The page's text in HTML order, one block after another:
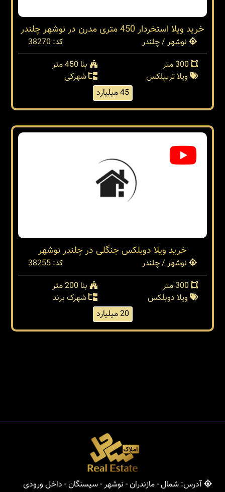
خرید ویلا استخردار 450 متری مدرن در نوشهر چلندر
نوشهر / چلندر
کد: 38270
بنا 450 متر
ویلا تریپلکس
شهرکی
45 میلیارد
خرید ویلا دوبلکس جنگلی در چلندر نوشهر
نوشهر / چلندر
کد: 38255
بنا 200 متر
ویلا دوبلکس
شهرک برند
20 میلیارد
آدرس: شمال - مازندران - نوشهر - سیسنگان - داخل ورودی